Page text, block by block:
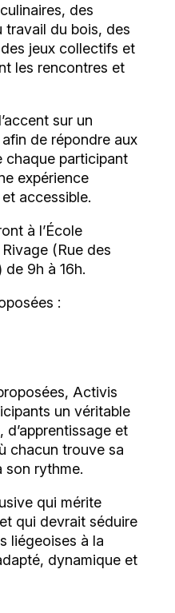
des
travail du bois, des
jeux collectifs et
les rencontres et
sur un
de répondre aux
chaque participant
expérience
accessible.
à l’École
(Rue des
de 9h à 16h.
:
Activis
un véritable
et
chacun trouve sa
son rythme.
qui mérite
qui devrait séduire
liégeoises à la
dynamique et